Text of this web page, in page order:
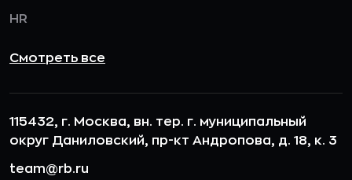
HR
Смотреть все
115432, г. Москва, вн. тер. г. муниципальный
округ Даниловский, пр-кт Андропова, д. 18, к. 3
team@rb.ru